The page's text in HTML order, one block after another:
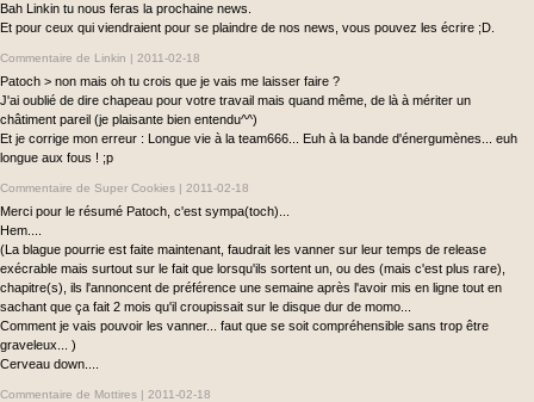
Bah Linkin tu nous feras la prochaine news.
Et pour ceux qui viendraient pour se plaindre de nos news, vous pouvez les écrire ;D.
Commentaire de Linkin | 2011-02-18
Patoch > non mais oh tu crois que je vais me laisser faire ?
J'ai oublié de dire chapeau pour votre travail mais quand même, de là à mériter un
châtiment pareil (je plaisante bien entendu^^)
Et je corrige mon erreur : Longue vie à la team666... Euh à la bande d'énergumènes... euh
longue aux fous ! ;p
Commentaire de Super Cookies | 2011-02-18
Merci pour le résumé Patoch, c'est sympa(toch)...
Hem....
(La blague pourrie est faite maintenant, faudrait les vanner sur leur temps de release
exécrable mais surtout sur le fait que lorsqu'ils sortent un, ou des (mais c'est plus rare),
chapitre(s), ils l'annoncent de préférence une semaine après l'avoir mis en ligne tout en
sachant que ça fait 2 mois qu'il croupissait sur le disque dur de momo...
Comment je vais pouvoir les vanner... faut que se soit compréhensible sans trop être
graveleux... )
Cerveau down....
Commentaire de Mottires | 2011-02-18